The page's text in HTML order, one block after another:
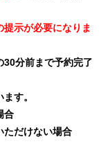
示が必要になりま
30分前まで予約完了
す。​
合​
だけない場合